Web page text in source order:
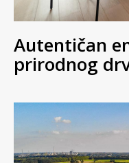
Autentičan
prirodnog